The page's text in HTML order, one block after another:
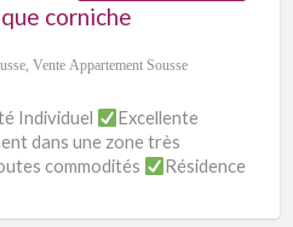
corniche
, Vente Appartement Sousse
Individuel
Excellente
dans une zone très
commodités
Résidence